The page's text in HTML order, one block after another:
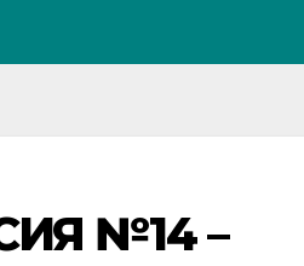
№14 –